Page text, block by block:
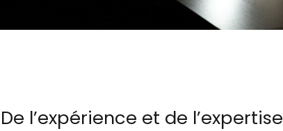
De l’expérience et de l’expertise